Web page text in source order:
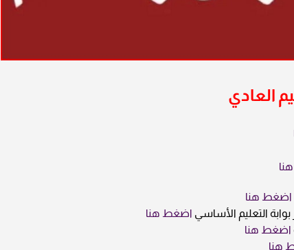
اضغط هنا
بوابة التعليم الأساسي اضغط هنا
اضغط هنا
هنا